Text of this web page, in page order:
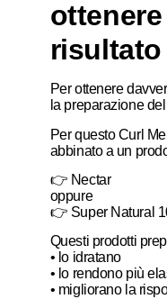
risultato
Per ottenere
la preparazione
Per questo Curl
abbinato a un
👉 Nectar
oppure
👉 Super Natural
Questi prodotti
• lo idratano
• lo rendono più
• migliorano la